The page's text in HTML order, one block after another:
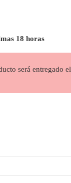
18 horas
será entregado el